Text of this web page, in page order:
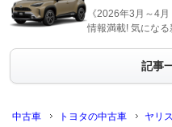
《2026年3月～4
情報満載! 気にな
記事
中古車 トヨタの中古車 ヤリ